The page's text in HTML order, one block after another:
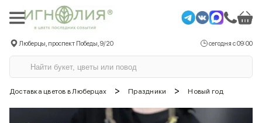
Люберцы, проспект Победы, 9/20 сегодня с 09:00
Доставка цветов в Люберцах > Праздники > Новый год